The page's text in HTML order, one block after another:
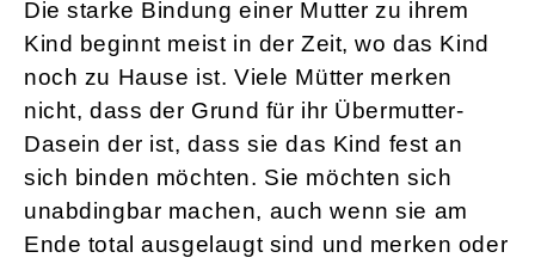
Die starke Bindung einer Mutter zu ihrem
Kind beginnt meist in der Zeit, wo das Kind
noch zu Hause ist. Viele Mütter merken
nicht, dass der Grund für ihr Übermutter-
Dasein der ist, dass sie das Kind fest an
sich binden möchten. Sie möchten sich
unabdingbar machen, auch wenn sie am
Ende total ausgelaugt sind und merken oder